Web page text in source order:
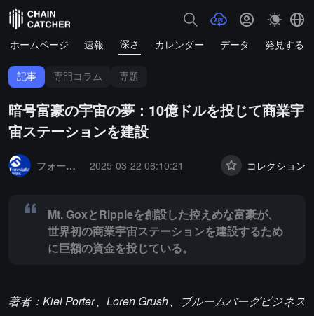
ホームページ 速報 深さ カレンダー データ 発見する
記事 専門コラム 専題
暗号富豪の宇宙の夢：10億ドルを投じて商業宇
宙ステーションを建設
フォーサイトニュース
2025-03-22 06:10:21 コレクション
Mt. GoxとRippleを創設した控えめな富豪が、
世界初の商業宇宙ステーションを建設するため
に巨額の資金を投じている。
著者：Kiel Porter、Loren Grush、ブルームバーグビジネス